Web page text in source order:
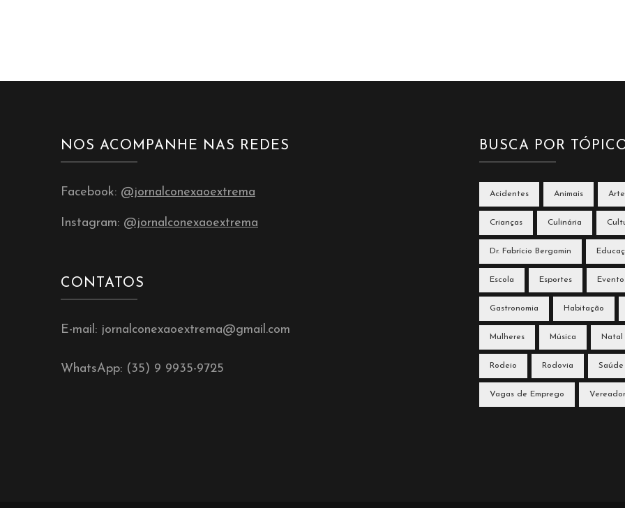
NOS ACOMPANHE NAS REDES
Facebook: @jornalconexaoextrema
Instagram: @jornalconexaoextrema
CONTATOS
E-mail: jornalconexaoextrema@gmail.com
WhatsApp: (35) 9 9935-9725
BUSCA POR
Acidentes Animais Arte
Crianças Culinária
Dr. Fabrício Bergamin
Escola Esportes
Gastronomia Habitação
Mulheres Música Natal
Rodeio Rodovia Saúde
Vagas de Emprego